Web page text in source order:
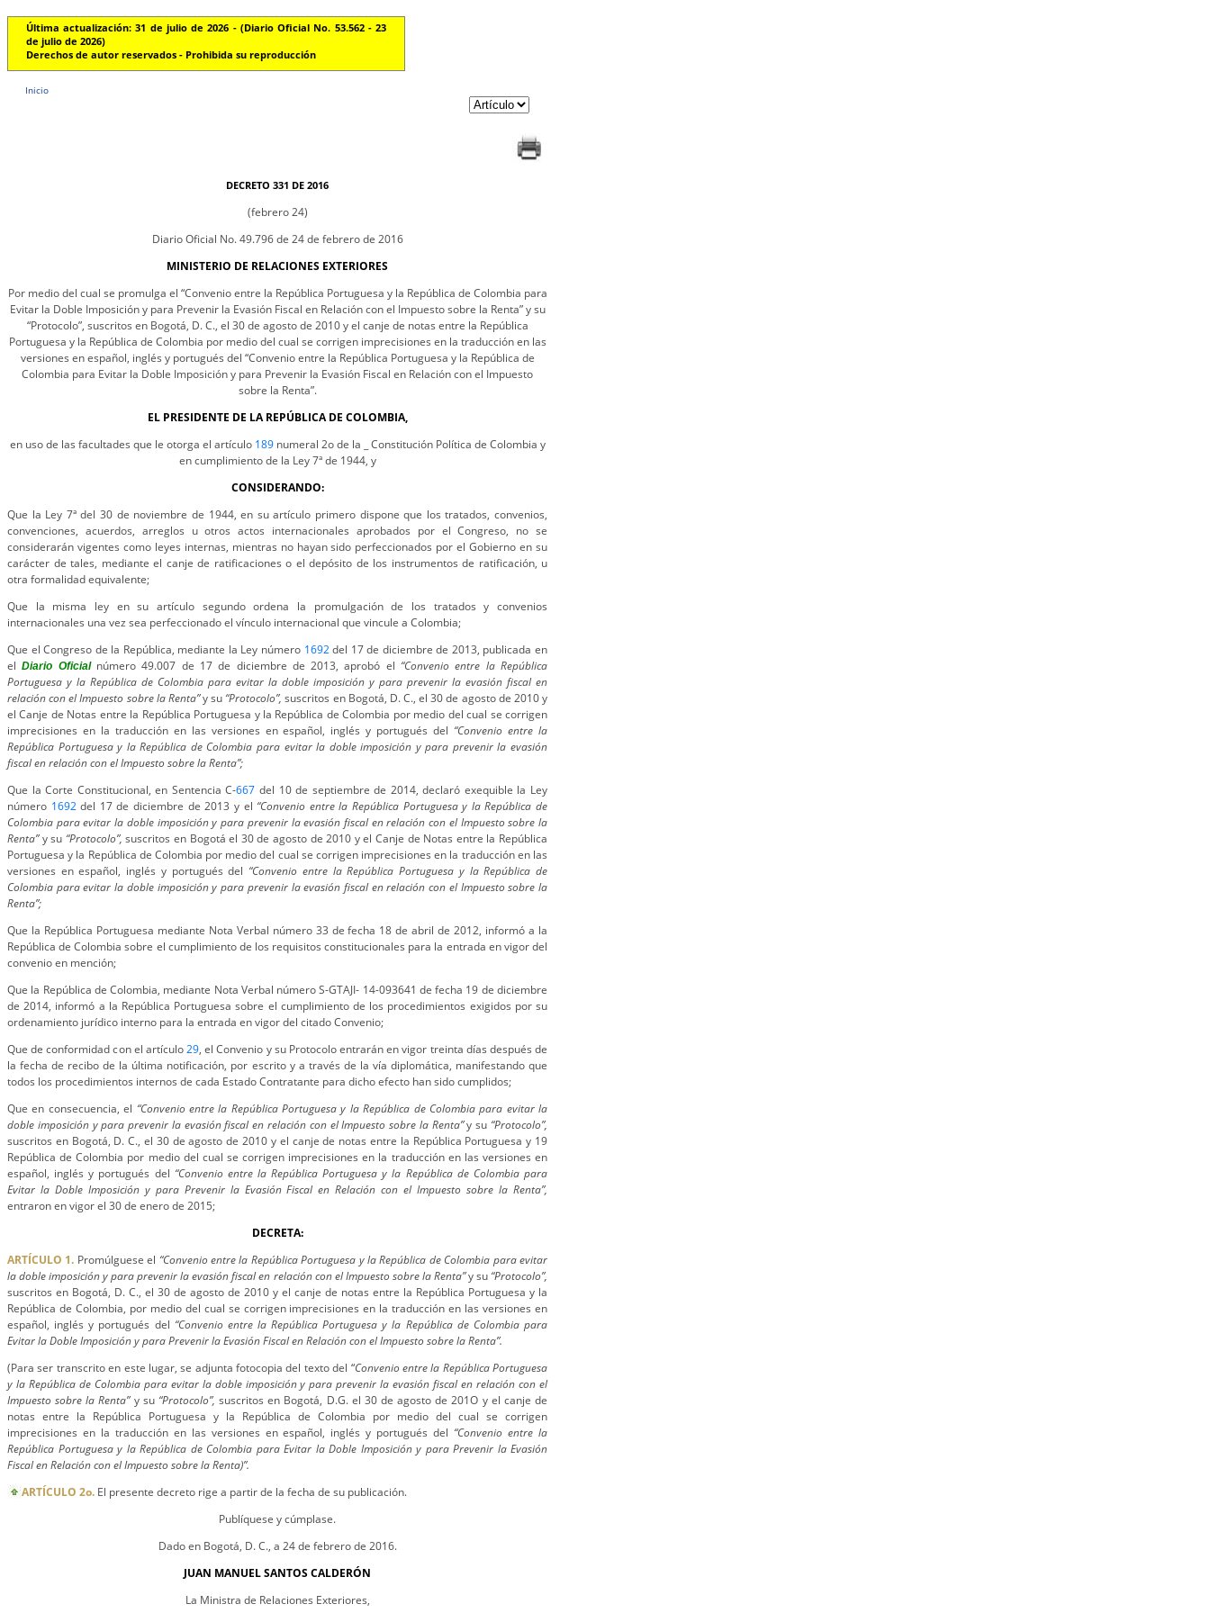
Última actualización: 31 de julio de 2026 - (Diario Oficial No. 53.562 - 23
de julio de 2026)
Derechos de autor reservados - Prohibida su reproducción
Inicio
DECRETO 331 DE 2016
(febrero 24)
Diario Oficial No. 49.796 de 24 de febrero de 2016
MINISTERIO DE RELACIONES EXTERIORES
Por medio del cual se promulga el “Convenio entre la República Portuguesa y la República de Colombia para
Evitar la Doble Imposición y para Prevenir la Evasión Fiscal en Relación con el Impuesto sobre la Renta” y su
“Protocolo”, suscritos en Bogotá, D. C., el 30 de agosto de 2010 y el canje de notas entre la República
Portuguesa y la República de Colombia por medio del cual se corrigen imprecisiones en la traducción en las
versiones en español, inglés y portugués del “Convenio entre la República Portuguesa y la República de
Colombia para Evitar la Doble Imposición y para Prevenir la Evasión Fiscal en Relación con el Impuesto
sobre la Renta”.
EL PRESIDENTE DE LA REPÚBLICA DE COLOMBIA,
en uso de las facultades que le otorga el artículo 189numeral 2o de la _ Constitución Política de Colombia y
en cumplimiento de la Ley 7ª de 1944, y
CONSIDERANDO:
Que la Ley 7ª del 30 de noviembre de 1944, en su artículo primero dispone que los tratados, convenios,
convenciones, acuerdos, arreglos u otros actos internacionales aprobados por el Congreso, no se
considerarán vigentes como leyes internas, mientras no hayan sido perfeccionados por el Gobierno en su
carácter de tales, mediante el canje de ratificaciones o el depósito de los instrumentos de ratificación, u
otra formalidad equivalente;
Que la misma ley en su artículo segundo ordena la promulgación de los tratados y convenios
internacionales una vez sea perfeccionado el vínculo internacional que vincule a Colombia;
Que el Congreso de la República, mediante la Ley número 1692del 17 de diciembre de 2013, publicada en
elDiario Oficial número 49.007 de 17 de diciembre de 2013, aprobó el “Convenio entre la República
Portuguesa y la República de Colombia para evitar la doble imposición y para prevenir la evasión fiscal en
relación con el Impuesto sobre la Renta”y su “Protocolo”,suscritos en Bogotá, D. C., el 30 de agosto de 2010 y
el Canje de Notas entre la República Portuguesa y la República de Colombia por medio del cual se corrigen
imprecisiones en la traducción en las versiones en español, inglés y portugués del “Convenio entre la
República Portuguesa y la República de Colombia para evitar la doble imposición y para prevenir la evasión
fiscal en relación con el Impuesto sobre la Renta”;
Que la Corte Constitucional, en Sentencia C-667 del 10 de septiembre de 2014, declaró exequible la Ley
número 1692del 17 de diciembre de 2013 y el “Convenio entre la República Portuguesa y la República de
Colombia para evitar la doble imposición y para prevenir la evasión fiscal en relación con el Impuesto sobre la
Renta”y su “Protocolo”,suscritos en Bogotá el 30 de agosto de 2010 y el Canje de Notas entre la República
Portuguesa y la República de Colombia por medio del cual se corrigen imprecisiones en la traducción en las
versiones en español, inglés y portugués del “Convenio entre la República Portuguesa y la República de
Colombia para evitar la doble imposición y para prevenir la evasión fiscal en relación con el Impuesto sobre la
Renta”;
Que la República Portuguesa mediante Nota Verbal número 33 de fecha 18 de abril de 2012, informó a la
República de Colombia sobre el cumplimiento de los requisitos constitucionales para la entrada en vigor del
convenio en mención;
Que la República de Colombia, mediante Nota Verbal número S-GTAJI- 14-093641 de fecha 19 de diciembre
de 2014, informó a la República Portuguesa sobre el cumplimiento de los procedimientos exigidos por su
ordenamiento jurídico interno para la entrada en vigor del citado Convenio;
Que de conformidad con el artículo29, el Convenio y su Protocolo entrarán en vigor treinta días después de
la fecha de recibo de la última notificación, por escrito y a través de la vía diplomática, manifestando que
todos los procedimientos internos de cada Estado Contratante para dicho efecto han sido cumplidos;
Que en consecuencia, el “Convenio entre la República Portuguesa y la República de Colombia para evitar la
doble imposición y para prevenir la evasión fiscal en relación con el Impuesto sobre la Renta”y su “Protocolo”,
suscritos en Bogotá, D. C., el 30 de agosto de 2010 y el canje de notas entre la República Portuguesa y 19
República de Colombia por medio del cual se corrigen imprecisiones en la traducción en las versiones en
español, inglés y portugués del “Convenio entre la República Portuguesa y la República de Colombia para
Evitar la Doble Imposición y para Prevenir la Evasión Fiscal en Relación con el Impuesto sobre la Renta”,
entraron en vigor el 30 de enero de 2015;
DECRETA:
ARTÍCULO 1. Promúlguese el “Convenio entre la República Portuguesa y la República de Colombia para evitar
la doble imposición y para prevenir la evasión fiscal en relación con el Impuesto sobre la Renta”y su “Protocolo”,
suscritos en Bogotá, D. C., el 30 de agosto de 2010 y el canje de notas entre la República Portuguesa y la
República de Colombia, por medio del cual se corrigen imprecisiones en la traducción en las versiones en
español, inglés y portugués del “Convenio entre la República Portuguesa y la República de Colombia para
Evitar la Doble Imposición y para Prevenir la Evasión Fiscal en Relación con el Impuesto sobre la Renta”.
(Para ser transcrito en este lugar, se adjunta fotocopia del texto del “Convenio entre la República Portuguesa
y la República de Colombia para evitar la doble imposición y para prevenir la evasión fiscal en relación con el
Impuesto sobre la Renta” y su “Protocolo”,suscritos en Bogotá, D.G. el 30 de agosto de 201O y el canje de
notas entre la República Portuguesa y la República de Colombia por medio del cual se corrigen
imprecisiones en la traducción en las versiones en español, inglés y portugués del “Convenio entre la
República Portuguesa y la República de Colombia para Evitar la Doble Imposición y para Prevenir la Evasión
Fiscal en Relación con el Impuesto sobre la Renta)”.
ARTÍCULO 2o. El presente decreto rige a partir de la fecha de su publicación.
Publíquese y cúmplase.
Dado en Bogotá, D. C., a 24 de febrero de 2016.
JUAN MANUEL SANTOS CALDERÓN
La Ministra de Relaciones Exteriores,